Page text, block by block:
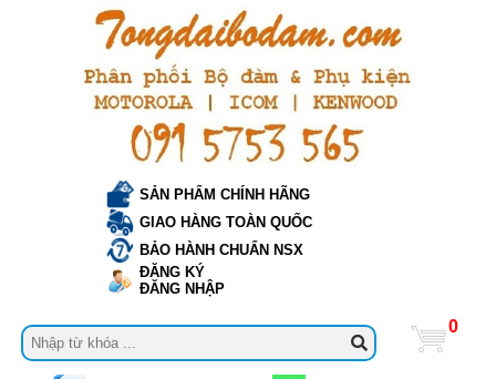
SẢN PHẨM CHÍNH HÃNG
GIAO HÀNG TOÀN QUỐC
BẢO HÀNH CHUẨN NSX
ĐĂNG KÝ
ĐĂNG NHẬP
0